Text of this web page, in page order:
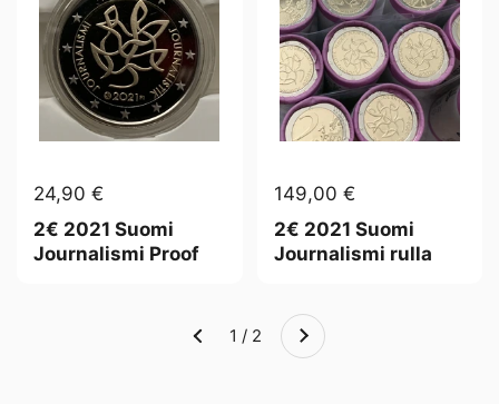
24,90 €
2€ 2021 Suomi
Journalismi Proof
149,00 €
2€ 2021 Suomi
Journalismi rulla
Edellinen 1 / 2 Seuraava